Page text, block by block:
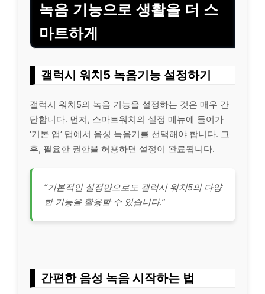
녹음 기능으로 생활을 더 스
마트하게
갤럭시 워치5 녹음기능 설정하기
갤럭시 워치5의 녹음 기능을 설정하는 것은 매우 간
단합니다. 먼저, 스마트워치의 설정 메뉴에 들어가
‘기본 앱’ 탭에서 음성 녹음기를 선택해야 합니다. 그
후, 필요한 권한을 허용하면 설정이 완료됩니다.
“기본적인 설정만으로도 갤럭시 워치5의 다양
한 기능을 활용할 수 있습니다.”
간편한 음성 녹음 시작하는 법